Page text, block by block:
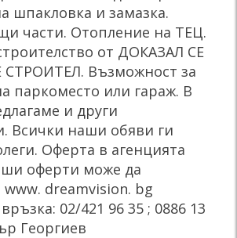
шпакловка и замазка.
части. Отопление на ТЕЦ.
от ДОКАЗАЛ СЕ
Възможност за
паркоместо или гараж. В
и други
Всички наши обяви ги
Оферта в агенцията
оферти може да
dreamvision. bg
02/421 96 35 ; 0886 13
Георгиев